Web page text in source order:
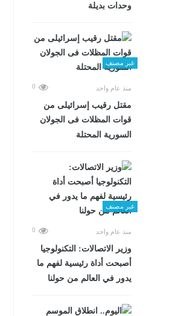
وحدات بديلة
غير مصنف
منذ عام واحد 0
مقتل رقيب إسرائيلى من
قوات المظلات فى الجولان
السورية المحتلة
غير مصنف
منذ عام واحد 0
وزير الاتصالات: التكنولوجيا
أصبحت أداة رئيسية لفهم ما
يدور في العالم من حولنا